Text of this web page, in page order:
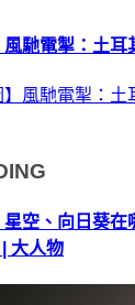
風馳電掣：土
星空、向日葵
大人物